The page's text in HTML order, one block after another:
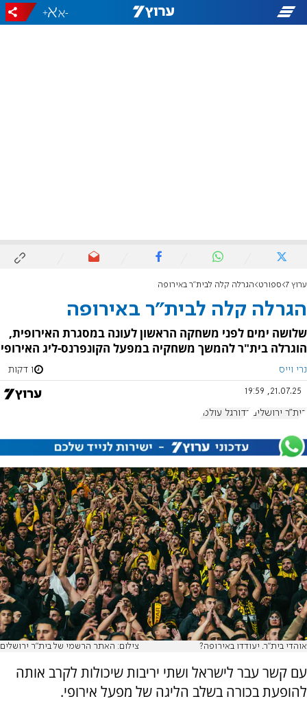
-
+
ערוץ 7 ספורט הגרלה קלה לבית"ר באירופה
הגרלה קלה לבית"ר באירופה
שלושה ימים לפני משחקה הראשון לעונה במסגרת האירופית,
הוגרלה בית"ר להמשך משחקיה במפעל הקונפרנס-ליג האירופי
נרי וייס 1 דקות
21.07.25, 19:59
בית"ר ירושלים כדורגל עולמי
אוהדי בית"ר. יעודדו באירופה? צילום: האתר הרשמי של בית"ר ירושלים
עם קשר עבר לישראל ושתי יריבות שיכולות לקרב אותה
להופעת בכורה בשלב הליגה של מפעל אירופי.